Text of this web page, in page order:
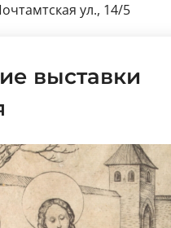
ул., 14/5
выставки